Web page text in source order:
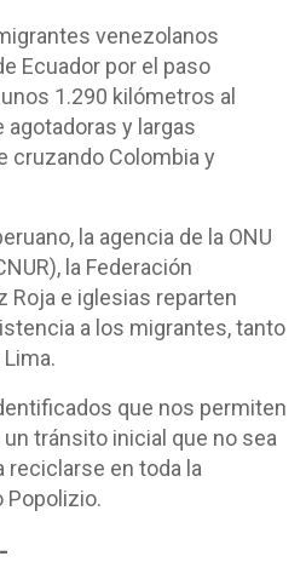
venezolanos
Ecuador por el paso
1.290 kilómetros al
agotadoras y largas
cruzando Colombia y
la agencia de la ONU
la Federación
Roja e iglesias reparten
a los migrantes, tanto
que nos permiten
tránsito inicial que no sea
en toda la
Popolizio.